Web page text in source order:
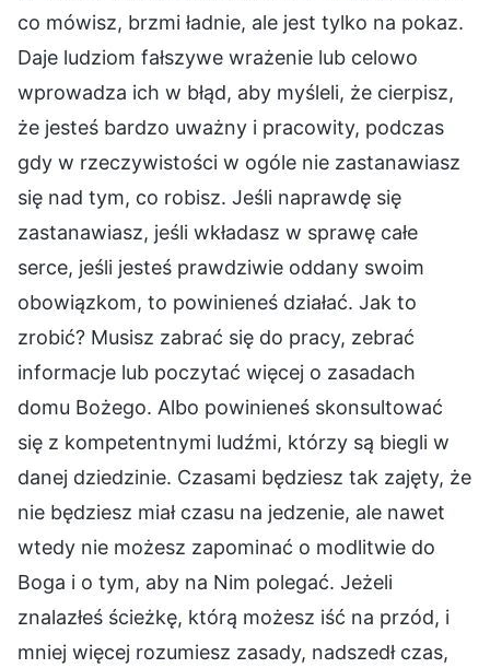
co mówisz, brzmi ładnie, ale jest tylko na pokaz.
Daje ludziom fałszywe wrażenie lub celowo
wprowadza ich w błąd, aby myśleli, że cierpisz,
że jesteś bardzo uważny i pracowity, podczas
gdy w rzeczywistości w ogóle nie zastanawiasz
się nad tym, co robisz. Jeśli naprawdę się
zastanawiasz, jeśli wkładasz w sprawę całe
serce, jeśli jesteś prawdziwie oddany swoim
obowiązkom, to powinieneś działać. Jak to
zrobić? Musisz zabrać się do pracy, zebrać
informacje lub poczytać więcej o zasadach
domu Bożego. Albo powinieneś skonsultować
się z kompetentnymi ludźmi, którzy są biegli w
danej dziedzinie. Czasami będziesz tak zajęty, że
nie będziesz miał czasu na jedzenie, ale nawet
wtedy nie możesz zapominać o modlitwie do
Boga i o tym, aby na Nim polegać. Jeżeli
znalazłeś ścieżkę, którą możesz iść na przód, i
mniej więcej rozumiesz zasady, nadszedł czas,